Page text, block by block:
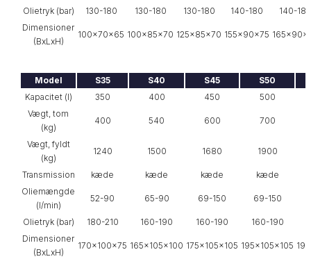
Olietryk (bar) 130-180 130-180 130-180 140-180
140-180
Dimensioner
(BxLxH)
100x70x65 100x85x70 125x85x70 155x90x75
Model S35 S40 S45
S50
Kapacitet (l)
350 400 450
500
Vægt, tom
(kg)
400 540 600 700
Vægt, fyldt
(kg)
1240 1500 1680 1900
Transmission kæde kæde kæde
kæde
Oliemængde
(l/min)
52-90 65-90 69-150 69-150
Olietryk (bar) 180-210 160-190 160-190 160-190
Dimensioner
(BxLxH)
170x100x75 165x105x100 175x105x105 195x105x105